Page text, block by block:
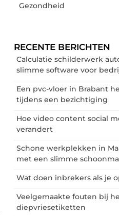
Gezondheid
RECENTE BERICHTEN
Calculatie schilderwerk
slimme software voor
Een pvc-vloer in Brabant
tijdens een bezichtiging
Hoe video content social
verandert
Schone werkplekken in
met een slimme
Wat doen inbrekers als je
Veelgemaakte fouten bij
diepvriesetiketten